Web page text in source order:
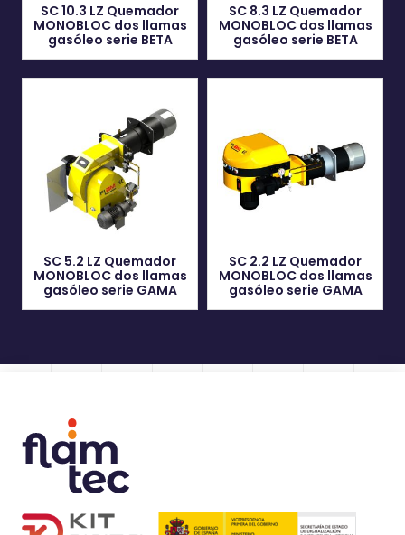
SC 10.3 LZ Quemador
MONOBLOC dos llamas
gasóleo serie BETA
SC 8.3 LZ Quemador
MONOBLOC dos llamas
gasóleo serie BETA
SC 5.2 LZ Quemador
MONOBLOC dos llamas
gasóleo serie GAMA
SC 2.2 LZ Quemador
MONOBLOC dos llamas
gasóleo serie GAMA